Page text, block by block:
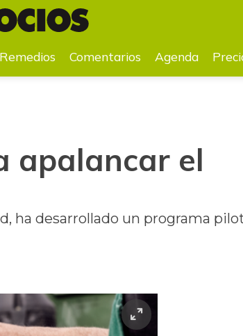
Remedios Comentarios Agenda
apalancar el
ha desarrollado un programa